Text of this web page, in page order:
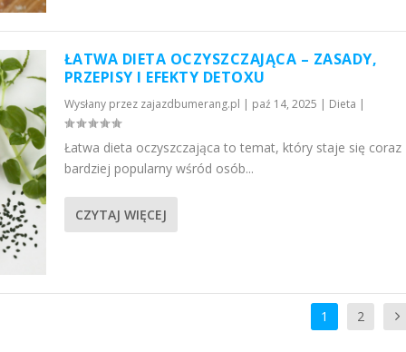
ŁATWA DIETA OCZYSZCZAJĄCA – ZASADY,
PRZEPISY I EFEKTY DETOXU
Wysłany przez zajazdbumerang.pl | paź 14, 2025 | Dieta |
Łatwa dieta oczyszczająca to temat, który staje się coraz
bardziej popularny wśród osób...
CZYTAJ WIĘCEJ
1 2